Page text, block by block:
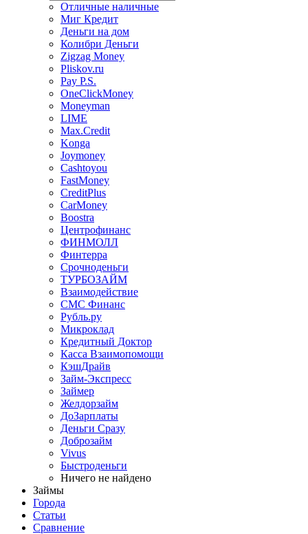
Отличные наличные
Миг Кредит
Деньги на дом
Колибри Деньги
Zigzag Money
Pliskov.ru
Pay P.S.
OneClickMoney
Moneyman
LIME
Max.Credit
Konga
Joymoney
Cashtoyou
FastMoney
CreditPlus
CarMoney
Boostra
Центрофинанс
ФИНМОЛЛ
Финтерра
Срочноденьги
ТУРБОЗАЙМ
Взаимодействие
СМС Финанс
Рубль.ру
Микроклад
Кредитный Доктор
Касса Взаимопомощи
КэшДрайв
Займ-Экспресс
Займер
Желдорзайм
ДоЗарплаты
Деньги Сразу
Доброзайм
Vivus
Быстроденьги
Ничего не найдено
Займы
Города
Статьи
Сравнение